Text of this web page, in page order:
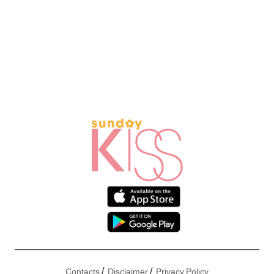
Contacts/ Disclaimer/ Privacy Policy